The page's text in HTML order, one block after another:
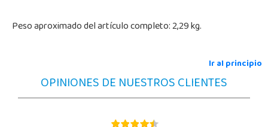
Peso aproximado del artículo completo: 2,29 kg.
Ir al principio
OPINIONES DE NUESTROS CLIENTES